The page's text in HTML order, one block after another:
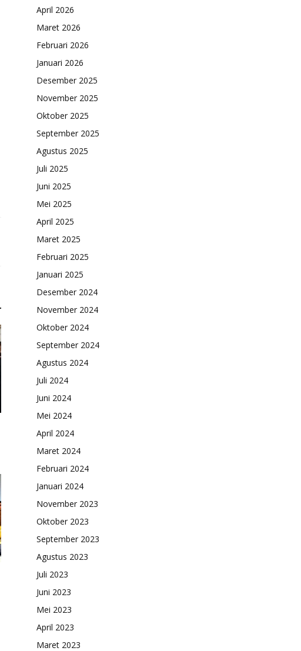
April 2026
Maret 2026
Februari 2026
Januari 2026
Desember 2025
November 2025
Oktober 2025
September 2025
Agustus 2025
Juli 2025
Juni 2025
Mei 2025
April 2025
Maret 2025
Februari 2025
Januari 2025
Desember 2024
November 2024
Oktober 2024
September 2024
Agustus 2024
Juli 2024
Juni 2024
Mei 2024
April 2024
Maret 2024
Februari 2024
Januari 2024
November 2023
Oktober 2023
September 2023
Agustus 2023
Juli 2023
Juni 2023
Mei 2023
April 2023
Maret 2023